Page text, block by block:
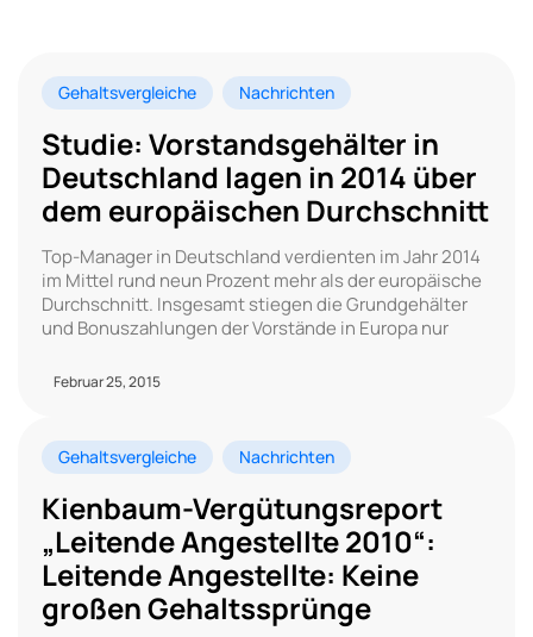
Gehaltsvergleiche Nachrichten
Studie: Vorstandsgehälter in
Deutschland lagen in 2014 über
dem europäischen Durchschnitt
Top-Manager in Deutschland verdienten im Jahr 2014
im Mittel rund neun Prozent mehr als der europäische
Durchschnitt. Insgesamt stiegen die Grundgehälter
und Bonuszahlungen der Vorstände in Europa nur
Februar 25, 2015
Gehaltsvergleiche Nachrichten
Kienbaum-Vergütungsreport
„Leitende Angestellte 2010“:
Leitende Angestellte: Keine
großen Gehaltssprünge